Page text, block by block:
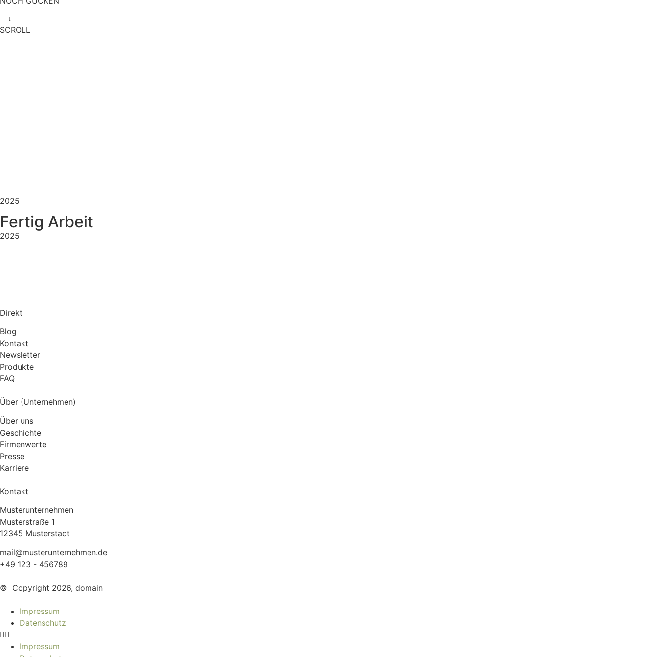
SCROLL
2025
Fertig Arbeit
2025
Direkt
Blog
Kontakt
Newsletter
Produkte
FAQ
Über (Unternehmen)
Über uns
Geschichte
Firmenwerte
Presse
Karriere
Kontakt
Musterunternehmen
Musterstraße 1
12345 Musterstadt
mail@musterunternehmen.de
+49 123 - 456789
© Copyright 2026, domain
Impressum
Datenschutz
Impressum